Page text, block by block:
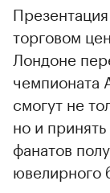
торговом
Лондоне
чемпионата
смогут не
но и
фанатов
ювелирного